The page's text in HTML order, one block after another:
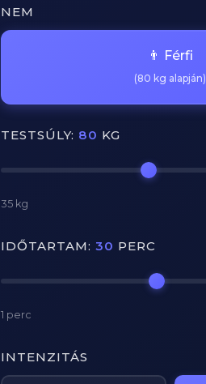
NEM
👨 Férfi
(80 kg alapján)
TESTSÚLY: 80 KG
35 kg
IDŐTARTAM: 30 PERC
1 perc
INTENZITÁS